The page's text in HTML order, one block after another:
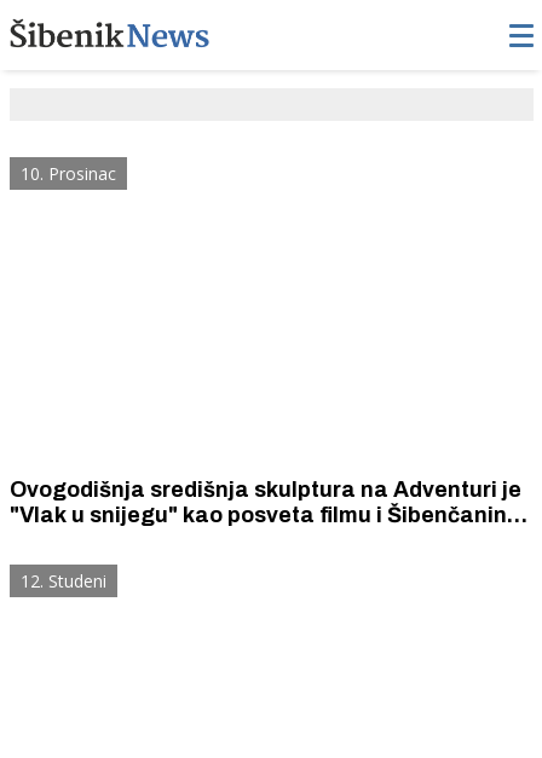
10. Prosinac
Ovogodišnja središnja skulptura na Adventuri je
"Vlak u snijegu" kao posveta filmu i Šibenčaninu
12. Studeni